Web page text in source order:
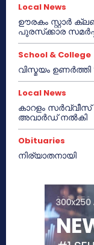
Local News
ഊരകം സ്റ്റാർ
പുരസ്‌ക്കാര
School & College
വിസ്മയം
Local News
കാറളം
അവാർഡ് നൽകി
Obituaries
നിര്യാതനായി